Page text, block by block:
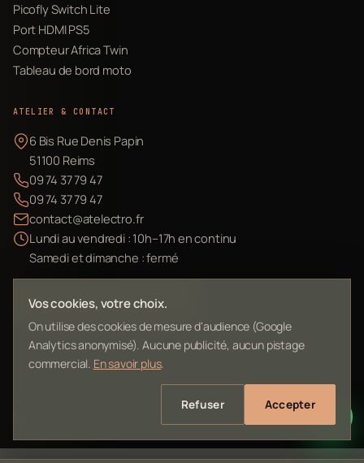
Picofly Switch Lite
Port HDMI PS5
Compteur Africa Twin
Tableau de bord moto
ATELIER & CONTACT
6 Bis Rue Denis Papin
51100 Reims
09 74 37 79 47
09 74 37 79 47
contact@atelectro.fr
Lundi au vendredi : 10h–17h en continu
Samedi et dimanche : fermé
Envoyer mon matériel
L'Atelier Electro Reims — SIRET 10261022700013
Vos cookies, votre choix.
On utilise des cookies de mesure d'audience (Google
Analytics anonymisé). Aucune publicité, aucun pistage
commercial. En savoir plus.
Refuser Accepter